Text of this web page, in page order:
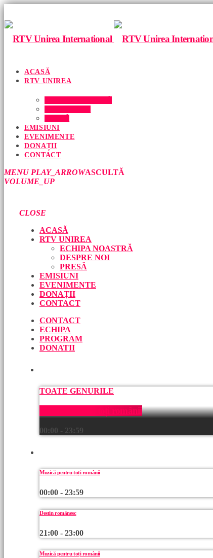
ACASĂ
RTV UNIREA
EMISIUNI
EVENIMENTE
DONAȚII
CONTACT
MENU PLAY_ARROWASCULTĂ
VOLUME_UP
CLOSE
ACASĂ
RTV UNIREA
ECHIPA NOASTRĂ
DESPRE NOI
PRESĂ
EMISIUNI
EVENIMENTE
DONAȚII
CONTACT
CONTACT
ECHIPA
PROGRAM
DONATII
TOATE GENURILE
Muzică pentru toți românii
00:00 - 23:59
Muzică pentru toți românii
00:00 - 23:59
Destin românesc
21:00 - 23:00
Muzică pentru toți românii